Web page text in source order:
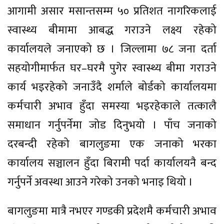
आगामी असार मसान्तसम्म ५० प्रतिशत नागरिकलाई
स्वास्थ्य बीमामा आबद्ध गराउने लक्ष्य रहेको
कार्यालयले जनाएको छ । जिल्लामा ७८ जना दर्ता
सहयोगीमार्फत घर–घरमै पुगेर स्वास्थ्य बीमा गराउने
कार्य भइरहेको जनाउँदै शर्माले बोर्डको कार्यालयमा
कर्मचारी अभाव हुँदा समस्या भइरहेकाले तत्कालै
समाधान गर्नुपर्नेमा जोड दिनुभयो । पाँच जनाको
दरबन्दी रहेको बागलुङमा एक जनाको भरका
कार्यालय सञ्चालन हुँदा बिरामी पर्दा कार्यालयनै बन्द
गर्नुपर्ने अवस्था आउने गरेको उनको भनाइ थियो ।
बागलुङमा मात्रै नभएर गण्डकी प्रदेशमै कर्मचारी अभाव